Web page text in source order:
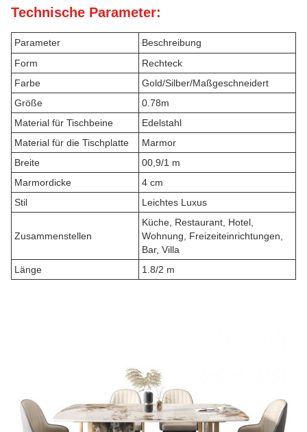
Technische Parameter:
Parameter
Beschreibung
Form
Rechteck
Farbe
Gold/Silber/Maßgeschneidert
Größe
0.78m
Material für Tischbeine
Edelstahl
Material für die Tischplatte
Marmor
Breite
00,9/1 m
Marmordicke
4 cm
Stil
Leichtes Luxus
Zusammenstellen
Küche, Restaurant, Hotel,
Wohnung, Freizeiteinrichtungen,
Bar, Villa
Länge
1.8/2 m